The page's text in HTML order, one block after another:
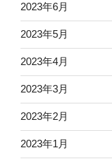
2023年6月
2023年5月
2023年4月
2023年3月
2023年2月
2023年1月